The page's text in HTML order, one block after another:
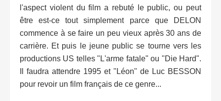
l'aspect violent du film a rebuté le public, ou peut
être est-ce tout simplement parce que DELON
commence à se faire un peu vieux après 30 ans de
carrière. Et puis le jeune public se tourne vers les
productions US telles "L'arme fatale" ou "Die Hard".
Il faudra attendre 1995 et "Léon" de Luc BESSON
pour revoir un film français de ce genre...